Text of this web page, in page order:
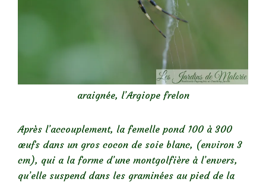
araignée, l’Argiope frelon
Après l’accouplement, la femelle pond 100 à 300
œufs dans un gros cocon de soie blanc, (environ 3
cm), qui a la forme d’une montgolfière à l’envers,
qu’elle suspend dans les graminées au pied de la